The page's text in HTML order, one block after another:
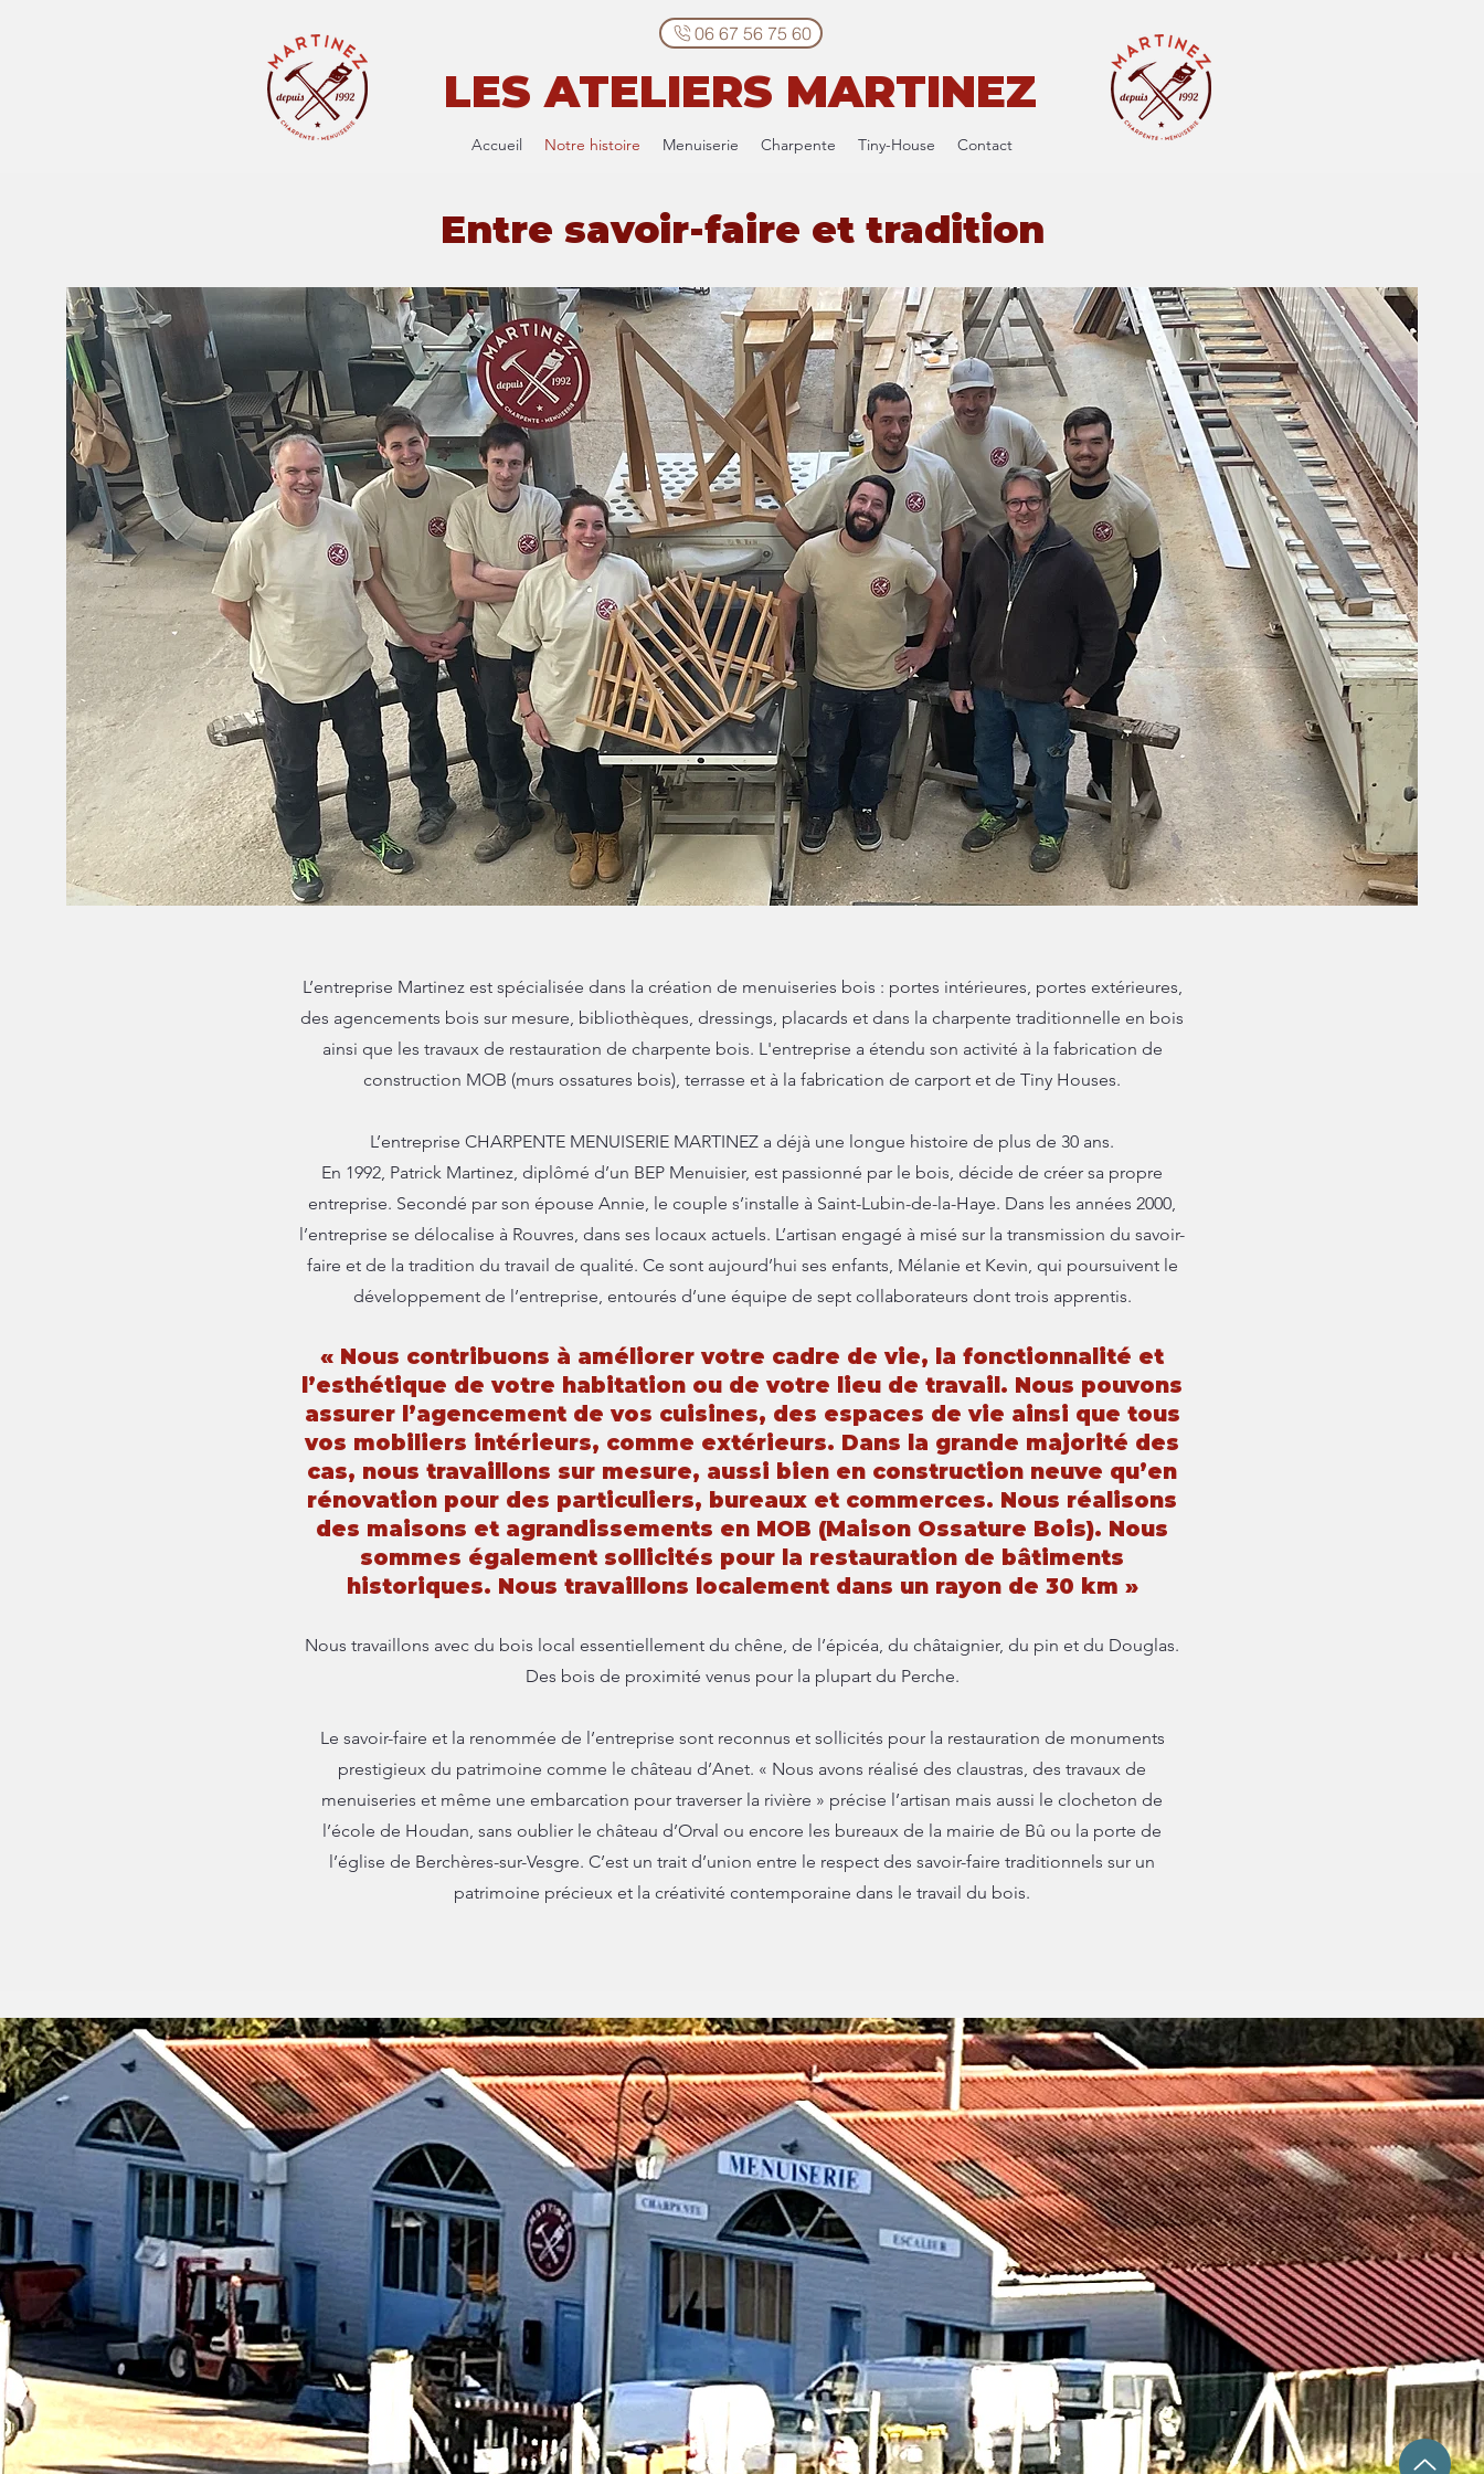
Accueil Notre histoire Menuiserie Charpente Tiny-House Contact
LES ATELIERS MARTINEZ
06 67 56 75 60
Entre savoir-faire et tradition
L’entreprise Martinez est spécialisée dans la création de menuiseries bois : portes intérieures, portes extérieures,
des agencements bois sur mesure, bibliothèques, dressings, placards et dans la charpente traditionnelle en bois
ainsi que les travaux de restauration de charpente bois. L'entreprise a étendu son activité à la fabrication de
construction MOB (murs ossatures bois), terrasse et à la fabrication de carport et de Tiny Houses.
L’entreprise CHARPENTE MENUISERIE MARTINEZ a déjà une longue histoire de plus de 30 ans.
En 1992, Patrick Martinez, diplômé d’un BEP Menuisier, est passionné par le bois, décide de créer sa propre
entreprise. Secondé par son épouse Annie, le couple s’installe à Saint-Lubin-de-la-Haye. Dans les années 2000,
l’entreprise se délocalise à Rouvres, dans ses locaux actuels. L’artisan engagé à misé sur la transmission du savoir-
faire et de la tradition du travail de qualité. Ce sont aujourd’hui ses enfants, Mélanie et Kevin, qui poursuivent le
développement de l’entreprise, entourés d’une équipe de sept collaborateurs dont trois apprentis.​​
« Nous contribuons à améliorer votre cadre de vie, la fonctionnalité et
l’esthétique de votre habitation ou de votre lieu de travail. Nous pouvons
assurer l’agencement de vos cuisines, des espaces de vie ainsi que tous
vos mobiliers intérieurs, comme extérieurs. Dans la grande majorité des
cas, nous travaillons sur mesure, aussi bien en construction neuve qu’en
rénovation pour des particuliers, bureaux et commerces. Nous réalisons
des maisons et agrandissements en MOB (Maison Ossature Bois). Nous
sommes également sollicités pour la restauration de bâtiments
historiques. Nous travaillons localement dans un rayon de 30 km »​​​​​​​​​​
Nous travaillons avec du bois local essentiellement du chêne, de l’épicéa, du châtaignier, du pin et du Douglas.
Des bois de proximité venus pour la plupart du Perche.
Le savoir-faire et la renommée de l’entreprise sont reconnus et sollicités pour la restauration de monuments
prestigieux du patrimoine comme le château d’Anet. « Nous avons réalisé des claustras, des travaux de
menuiseries et même une embarcation pour traverser la rivière » précise l’artisan mais aussi le clocheton de
l’école de Houdan, sans oublier le château d’Orval ou encore les bureaux de la mairie de Bû ou la porte de
l’église de Berchères-sur-Vesgre. C’est un trait d’union entre le respect des savoir-faire traditionnels sur un
patrimoine précieux et la créativité contemporaine dans le travail du bois.